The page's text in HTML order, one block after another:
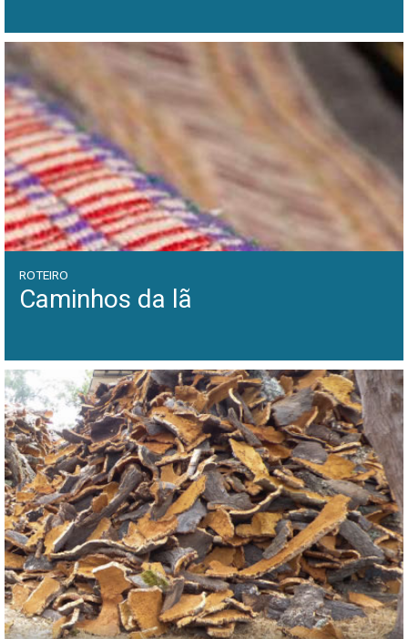
ROTEIRO
Caminhos da lã